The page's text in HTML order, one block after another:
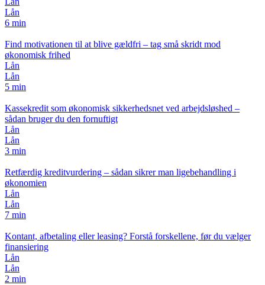
Lån
6 min
Find motivationen til at blive gældfri – tag små skridt mod
økonomisk frihed
Lån
Lån
5 min
Kassekredit som økonomisk sikkerhedsnet ved arbejdsløshed –
sådan bruger du den fornuftigt
Lån
Lån
3 min
Retfærdig kreditvurdering – sådan sikrer man ligebehandling i
økonomien
Lån
Lån
7 min
Kontant, afbetaling eller leasing? Forstå forskellene, før du vælger
finansiering
Lån
Lån
2 min